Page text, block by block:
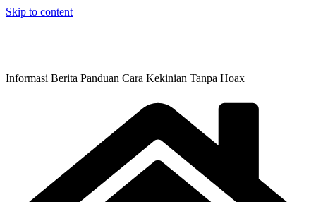
Skip to content
Informasi Berita Panduan Cara Kekinian Tanpa Hoax